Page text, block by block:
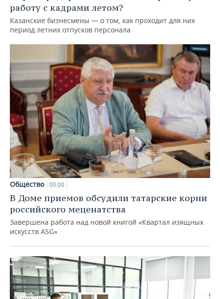
работу с кадрами летом?
Казанские бизнесмены — о том, как проходит для них
период летних отпусков персонала
Общество 00:00
В Доме приемов обсудили татарские корни
российского меценатства
Завершена работа над новой книгой «Квартал изящных
искусств ASG»